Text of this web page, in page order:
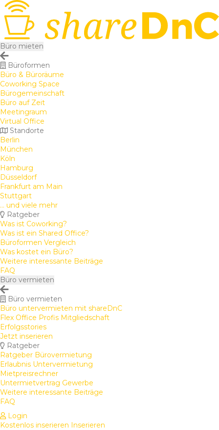
Büro mieten
Büroformen
Büro & Büroräume
Coworking Space
Bürogemeinschaft
Büro auf Zeit
Meetingraum
Virtual Office
Standorte
Berlin
München
Köln
Hamburg
Düsseldorf
Frankfurt am Main
Stuttgart
... und viele mehr
Ratgeber
Was ist Coworking?
Was ist ein Shared Office?
Büroformen Vergleich
Was kostet ein Büro?
Weitere interessante Beiträge
FAQ
Büro vermieten
Büro vermieten
Büro untervermieten mit shareDnC
Flex Office Profis Mitgliedschaft
Erfolgsstories
Jetzt inserieren
Ratgeber
Ratgeber Bürovermietung
Erlaubnis Untervermietung
Mietpreisrechner
Untermietvertrag Gewerbe
Weitere interessante Beiträge
FAQ
Login
Kostenlos inserieren Inserieren